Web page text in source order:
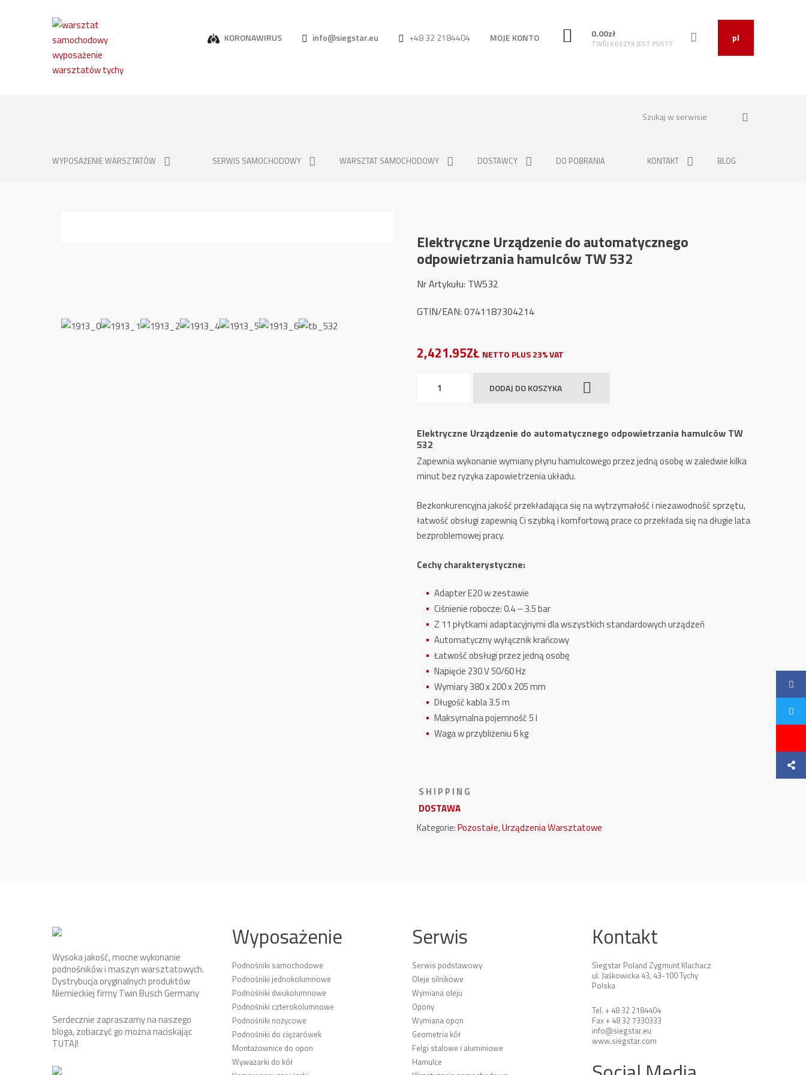
KORONAWIRUS info@siegstar.eu +48 32 2184404 MOJE KONTO pl
0.00zł
TWÓJ KOSZYK JEST PUSTY
WYPOSAŻENIE WARSZTATÓW SERWIS SAMOCHODOWY WARSZTAT SAMOCHODOWY DOSTAWCY DO POBRANIA KONTAKT BLOG
Elektryczne Urządzenie do automatycznego
odpowietrzania hamulców TW 532
Nr Artykułu: TW532
GTIN/EAN: 0741187304214
2,421.95ZŁ NETTO PLUS 23% VAT
Elektryczne
automatycznego
odpowietrzania
hamulców
532
DODAJ DO KOSZYKA
Elektryczne Urządzenie do automatycznego odpowietrzania hamulców TW
532
Zapewnia wykonanie wymiany płynu hamulcowego przez jedną osobę w zaledwie kilka
minut bez ryzyka zapowietrzenia układu.
Bezkonkurencyjna jakość przekładająca się na wytrzymałość i niezawodność sprzętu,
łatwość obsługi zapewnią Ci szybką i komfortową prace co przekłada się na długie lata
bezproblemowej pracy.
Cechy charakterystyczne:
Adapter E20 w zestawie
Ciśnienie robocze: 0.4 – 3.5 bar
Z 11 płytkami adaptacyjnymi dla wszystkich standardowych urządzeń
Automatyczny wyłącznik krańcowy
Łatwość obsługi przez jedną osobę
Napięcie 230 V 50/60 Hz
Wymiary 380 x 200 x 205 mm
Długość kabla 3.5 m
Maksymalna pojemność 5 l
Waga w przybliżeniu 6 kg
S H I P P I N G
DOSTAWA
Kategorie:Pozostałe,Urządzenia Warsztatowe
Wysoka jakość, mocne wykonanie
podnośników i maszyn warsztatowych.
Dystrybucja oryginalnych produktów
Niemieckiej firmy Twin Busch Germany
Serdecznie zapraszamy na naszego
bloga, zobaczyć go można naciskając
TUTAJ!
Wyposażenie
Podnośniki samochodowe
Podnośniki jednokolumnowe
Podnośniki dwukolumnowe
Podnośniki czterokolumnowe
Podnośniki nożycowe
Podnośniki do ciężarówek
Montażownice do opon
Wyważarki do kół
Serwis
Serwis podstawowy
Oleje silnikowe
Wymiana oleju
Opony
Wymiana opon
Geometria kół
Felgi stalowe i aluminiowe
Hamulce
Kontakt
Siegstar Poland Zygmunt Klachacz
ul. Jaśkowicka 43, 43-100 Tychy
Polska
Tel. + 48 32 2184404
Fax + 48 32 7330333
info@siegstar.eu
www.siegstar.com